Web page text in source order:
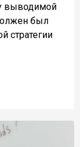
выводимой
был
стратегии